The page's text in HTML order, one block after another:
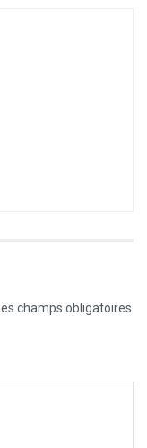
Les champs obligatoires